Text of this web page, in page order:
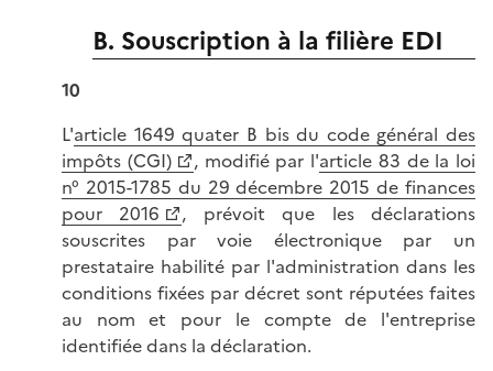
B. Souscription à la filière EDI
10
L'article 1649 quater B bis du code général des
impôts (CGI)
, modifié par l'article 83 de la loi
n° 2015-1785 du 29 décembre 2015 de finances
pour 2016
, prévoit que les déclarations
souscrites par voie électronique par un
prestataire habilité par l'administration dans les
conditions fixées par décret sont réputées faites
au nom et pour le compte de l'entreprise
identifiée dans la déclaration.